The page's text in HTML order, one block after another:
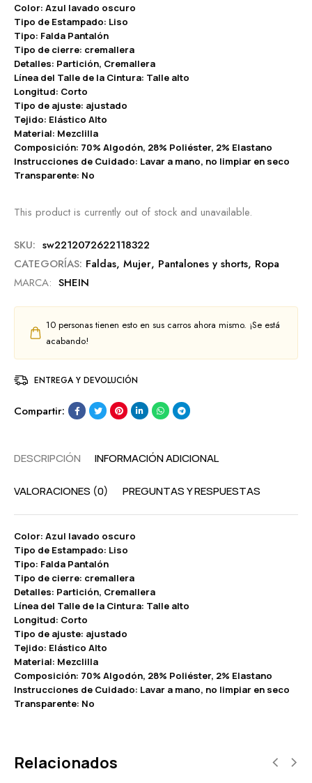
Color: Azul lavado oscuro
Tipo de Estampado: Liso
Tipo: Falda Pantalón
Tipo de cierre: cremallera
Detalles: Partición, Cremallera
Línea del Talle de la Cintura: Talle alto
Longitud: Corto
Tipo de ajuste: ajustado
Tejido: Elástico Alto
Material: Mezclilla
Composición: 70% Algodón, 28% Poliéster, 2% Elastano
Instrucciones de Cuidado: Lavar a mano, no limpiar en seco
Transparente: No
This product is currently out of stock and unavailable.
SKU: sw2212072622118322
CATEGORÍAS: Faldas, Mujer, Pantalones y shorts, Ropa
MARCA: SHEIN
10 personas tienen esto en sus carros ahora mismo. ¡Se está
acabando!
ENTREGA Y DEVOLUCIÓN
Compartir:
DESCRIPCIÓN INFORMACIÓN ADICIONAL
VALORACIONES (0) PREGUNTAS Y RESPUESTAS
Color: Azul lavado oscuro
Tipo de Estampado: Liso
Tipo: Falda Pantalón
Tipo de cierre: cremallera
Detalles: Partición, Cremallera
Línea del Talle de la Cintura: Talle alto
Longitud: Corto
Tipo de ajuste: ajustado
Tejido: Elástico Alto
Material: Mezclilla
Composición: 70% Algodón, 28% Poliéster, 2% Elastano
Instrucciones de Cuidado: Lavar a mano, no limpiar en seco
Transparente: No
Relacionados